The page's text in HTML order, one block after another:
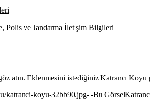
Polis ve Jandarma İletişim Bilgileri
atın. Eklenmesini istediğiniz Katrancı
katranci-koyu-32bb90.jpg-|-Bu